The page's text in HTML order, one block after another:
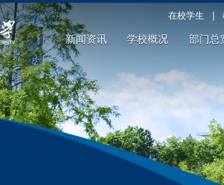
在校学生
新闻资讯 学校概况 部门总